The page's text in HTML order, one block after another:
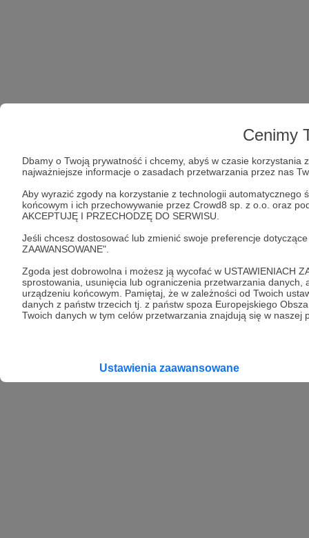
Cenimy
Dbamy o Twoją prywatność i chcemy, abyś w czasie korzystania
najważniejsze informacje o zasadach przetwarzania przez nas
Aby wyrazić zgody na korzystanie z technologii
końcowym i ich przechowywanie przez Crowd8 sp. z o.o. oraz
AKCEPTUJĘ I PRZECHODZĘ DO SERWISU.
Jeśli chcesz dostosować lub zmienić swoje preferencje
ZAAWANSOWANE".
Zgoda jest dobrowolna i możesz ją wycofać w USTAWIENIACH
sprostowania, usunięcia lub ograniczenia przetwarzania
urządzeniu końcowym. Pamiętaj, że w zależności od Twoich
danych z państw trzecich tj. z państw spoza Europejskiego
Twoich danych w tym celów przetwarzania znajdują się w naszej
Ustawienia zaawansowane